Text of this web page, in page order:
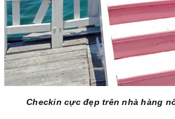
Checkin cực đẹp trên nhà hàng